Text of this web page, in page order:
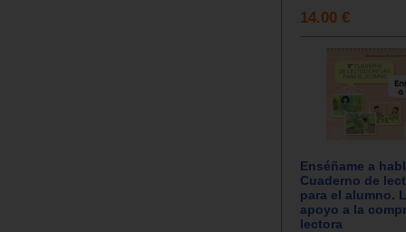
14.00 €
Enséñame a
Cuaderno de
para el alumno.
apoyo a la
lectora